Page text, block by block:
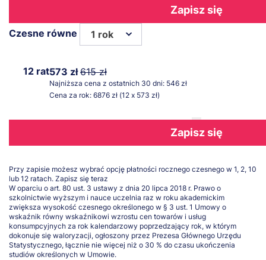
Zapisz się
Czesne równe 1 rok
12 rat573 zł615 zł
Najniższa cena z ostatnich 30 dni: 546 zł
Cena za rok: 6876 zł (12 x 573 zł)
Zapisz się
Przy zapisie możesz wybrać opcję płatności rocznego czesnego w 1, 2, 10
lub 12 ratach. Zapisz się teraz
W oparciu o art. 80 ust. 3 ustawy z dnia 20 lipca 2018 r. Prawo o
szkolnictwie wyższym i nauce uczelnia raz w roku akademickim
zwiększa wysokość czesnego określonego w § 3 ust. 1 Umowy o
wskaźnik równy wskaźnikowi wzrostu cen towarów i usług
konsumpcyjnych za rok kalendarzowy poprzedzający rok, w którym
dokonuje się waloryzacji, ogłoszony przez Prezesa Głównego Urzędu
Statystycznego, łącznie nie więcej niż o 30 % do czasu ukończenia
studiów określonych w Umowie.